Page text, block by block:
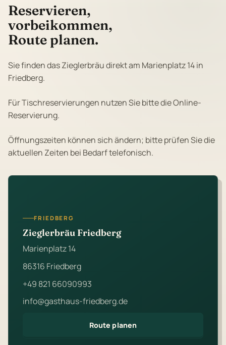
Reservieren,
vorbeikommen,
Route planen.
Sie finden das Zieglerbräu direkt am Marienplatz 14 in
Friedberg.
Für Tischreservierungen nutzen Sie bitte die Online-
Reservierung.
Öffnungszeiten können sich ändern; bitte prüfen Sie die
aktuellen Zeiten bei Bedarf telefonisch.
FRIEDBERG
Zieglerbräu Friedberg
Marienplatz 14
86316 Friedberg
+49 821 66090993
info@gasthaus-friedberg.de
Route planen